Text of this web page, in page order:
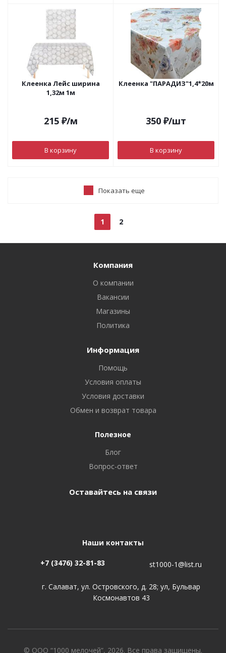
Клеенка Лейс ширина
1,32м 1м
215₽/м
В корзину
Клеенка "ПАРАДИЗ"1,4*20м
350 ₽/шт
В корзину
Показать еще
1 2
Компания
О компании
Вакансии
Магазины
Политика
Информация
Помощь
Условия оплаты
Условия доставки
Обмен и возврат товара
Полезное
Блог
Вопрос-ответ
Оставайтесь на связи
Наши контакты
+7 (3476) 32-81-83 st1000-1@list.ru
г. Салават, ул. Островского, д. 28; ул, Бульвар
Космонавтов 43
© ООО “1000 мелочей”, 2026. Все права защищены.